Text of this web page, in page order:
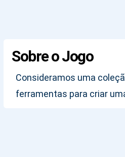
Sobre o Jogo
Consideramos uma
ferramentas para criar